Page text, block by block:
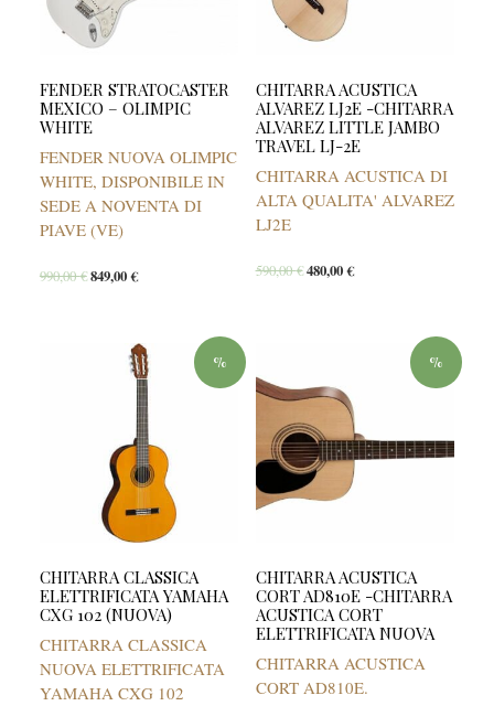
FENDER STRATOCASTER
MEXICO – OLIMPIC
WHITE
FENDER NUOVA OLIMPIC
WHITE, DISPONIBILE IN
SEDE A NOVENTA DI
PIAVE (VE)
990,00€849,00€
CHITARRA ACUSTICA
ALVAREZ LJ2E -CHITARRA
ALVAREZ LITTLE JAMBO
TRAVEL LJ-2E
CHITARRA ACUSTICA DI
ALTA QUALITA' ALVAREZ
LJ2E
590,00€480,00€
%
CHITARRA CLASSICA
ELETTRIFICATA YAMAHA
CXG 102 (NUOVA)
CHITARRA CLASSICA
NUOVA ELETTRIFICATA
YAMAHA CXG 102
%
CHITARRA ACUSTICA
CORT AD810E -CHITARRA
ACUSTICA CORT
ELETTRIFICATA NUOVA
CHITARRA ACUSTICA
CORT AD810E.